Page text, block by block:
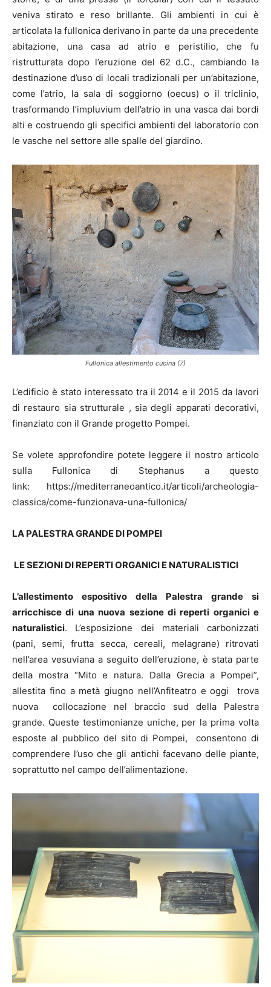
veniva stirato e reso brillante. Gli ambienti in cui è
articolata la fullonica derivano in parte da una precedente
abitazione, una casa ad atrio e peristilio, che fu
ristrutturata dopo l’eruzione del 62 d.C., cambiando la
destinazione d’uso di locali tradizionali per un’abitazione,
come l’atrio, la sala di soggiorno (oecus) o il triclinio,
trasformando l’impluvium dell’atrio in una vasca dai bordi
alti e costruendo gli specifici ambienti del laboratorio con
le vasche nel settore alle spalle del giardino.
Fullonica allestimento cucina (7)
L’edificio è stato interessato tra il 2014 e il 2015 da lavori
di restauro sia strutturale , sia degli apparati decorativi,
finanziato con il Grande progetto Pompei.
Se volete approfondire potete leggere il nostro articolo
sulla Fullonica di Stephanus a questo
link: https://mediterraneoantico.it/articoli/archeologia-
classica/come-funzionava-una-fullonica/
LA PALESTRA GRANDE DI POMPEI
LE SEZIONI DI REPERTI ORGANICI E NATURALISTICI
L’allestimento espositivo della Palestra grande si
arricchisce di una nuova sezione di reperti organici e
naturalistici. L’esposizione dei materiali carbonizzati
(pani, semi, frutta secca, cereali, melagrane) ritrovati
nell’area vesuviana a seguito dell’eruzione, è stata parte
della mostra “Mito e natura. Dalla Grecia a Pompei”,
allestita fino a metà giugno nell’Anfiteatro e oggi trova
nuova collocazione nel braccio sud della Palestra
grande. Queste testimonianze uniche, per la prima volta
esposte al pubblico del sito di Pompei, consentono di
comprendere l’uso che gli antichi facevano delle piante,
soprattutto nel campo dell’alimentazione.